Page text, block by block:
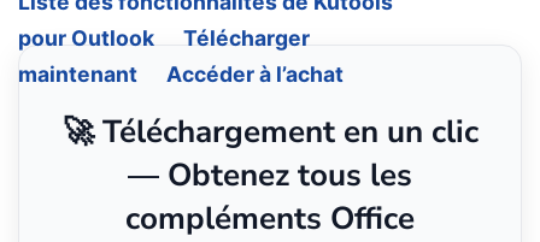
pour Outlook
Télécharger
maintenant
Accéder à l’achat
🚀 Téléchargement en un clic
— Obtenez tous les
compléments Office